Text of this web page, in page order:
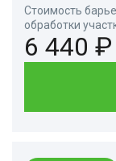
Стоимость
обработки
6 440 ₽